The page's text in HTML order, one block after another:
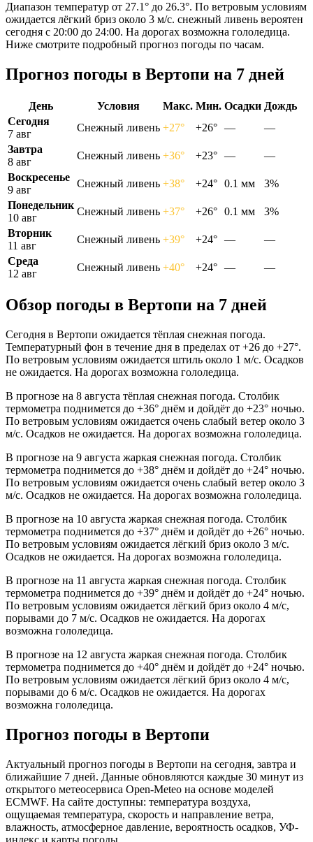
Диапазон температур от 27.1° до 26.3°. По ветровым условиям
ожидается лёгкий бриз около 3 м/с. снежный ливень вероятен
сегодня с 20:00 до 24:00. На дорогах возможна гололедица.
Ниже смотрите подробный прогноз погоды по часам.
Прогноз погоды в Вертопи на 7 дней
День Условия Макс. Мин. Осадки Дождь
Сегодня
7 авг
Снежный ливень +27° +26° —
—
Завтра
8 авг
Снежный ливень +36° +23° —
—
Воскресенье
9 авг
Снежный ливень +38° +24° 0.1 мм
3%
Понедельник
10 авг
Снежный ливень +37° +26° 0.1 мм
3%
Вторник
11 авг
Снежный ливень +39° +24° —
—
Среда
12 авг
Снежный ливень +40° +24° — —
Обзор погоды в Вертопи на 7 дней
Сегодня в Вертопи ожидается тёплая снежная погода.
Температурный фон в течение дня в пределах от +26 до +27°.
По ветровым условиям ожидается штиль около 1 м/с. Осадков
не ожидается. На дорогах возможна гололедица.
В прогнозе на 8 августа тёплая снежная погода. Столбик
термометра поднимется до +36° днём и дойдёт до +23° ночью.
По ветровым условиям ожидается очень слабый ветер около 3
м/с. Осадков не ожидается. На дорогах возможна гололедица.
В прогнозе на 9 августа жаркая снежная погода. Столбик
термометра поднимется до +38° днём и дойдёт до +24° ночью.
По ветровым условиям ожидается очень слабый ветер около 3
м/с. Осадков не ожидается. На дорогах возможна гололедица.
В прогнозе на 10 августа жаркая снежная погода. Столбик
термометра поднимется до +37° днём и дойдёт до +26° ночью.
По ветровым условиям ожидается лёгкий бриз около 3 м/с.
Осадков не ожидается. На дорогах возможна гололедица.
В прогнозе на 11 августа жаркая снежная погода. Столбик
термометра поднимется до +39° днём и дойдёт до +24° ночью.
По ветровым условиям ожидается лёгкий бриз около 4 м/с,
порывами до 7 м/с. Осадков не ожидается. На дорогах
возможна гололедица.
В прогнозе на 12 августа жаркая снежная погода. Столбик
термометра поднимется до +40° днём и дойдёт до +24° ночью.
По ветровым условиям ожидается лёгкий бриз около 4 м/с,
порывами до 6 м/с. Осадков не ожидается. На дорогах
возможна гололедица.
Прогноз погоды в Вертопи
Актуальный прогноз погоды в Вертопи на сегодня, завтра и
ближайшие 7 дней. Данные обновляются каждые 30 минут из
открытого метеосервиса Open-Meteo на основе моделей
ECMWF. На сайте доступны: температура воздуха,
ощущаемая температура, скорость и направление ветра,
влажность, атмосферное давление, вероятность осадков, УФ-